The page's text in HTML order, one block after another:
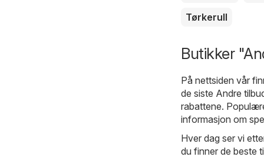
Tørkerull
Butikker
På nettsiden vår
de siste Andre
rabattene.
informasjon om
Hver dag ser vi
du finner de beste